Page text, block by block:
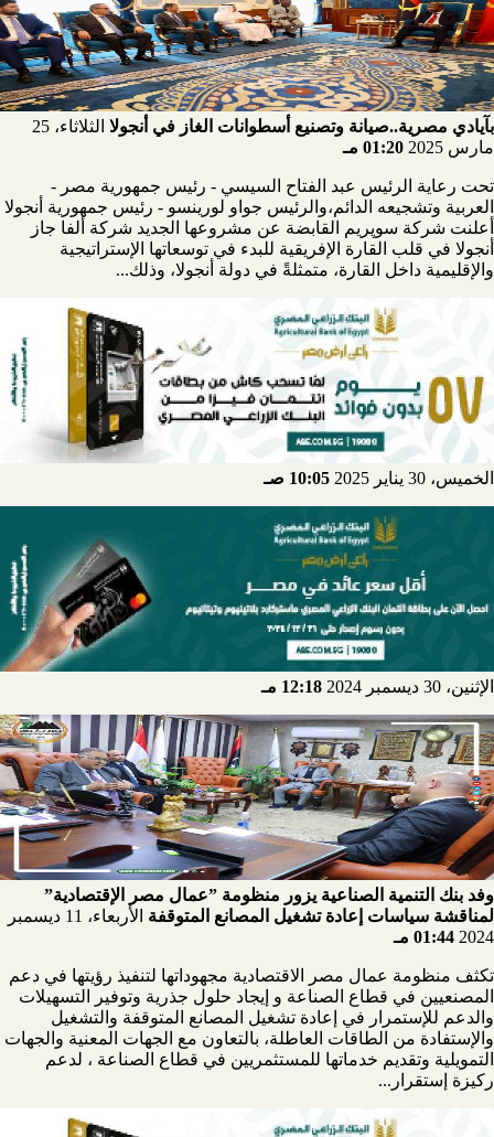
بآيادي مصرية..صيانة وتصنيع أسطوانات الغاز في أنجولا
الثلاثاء، 25
مارس 2025
01:20 مـ
تحت رعاية الرئيس عبد الفتاح السيسي - رئيس جمهورية مصر -
العربية وتشجيعه الدائم،والرئيس جواو لورينسو - رئيس جمهورية أنجولا
أعلنت شركة سوپريم القابضة عن مشروعها الجديد شركة ألفا جاز
أنجولا في قلب القارة الإفريقية للبدء في توسعاتها الإستراتيجية
والإقليمية داخل القارة، متمثلةً في دولة أنجولا، وذلك...
الخميس، 30 يناير 2025 10:05 صـ
الإثنين، 30 ديسمبر 2024 12:18 مـ
وفد بنك التنمية الصناعية يزور منظومة ”عمال مصر الإقتصادية”
لمناقشة سياسات إعادة تشغيل المصانع المتوقفة
الأربعاء، 11 ديسمبر
2024 01:44 مـ
تكثف منظومة عمال مصر الاقتصادية مجهوداتها لتنفيذ رؤيتها في دعم
المصنعيين في قطاع الصناعة و إيجاد حلول جذرية وتوفير التسهيلات
والدعم للإستمرار في إعادة تشغيل المصانع المتوقفة والتشغيل
والإستفادة من الطاقات العاطلة، بالتعاون مع الجهات المعنية والجهات
التمويلية وتقديم خدماتها للمستثمريين في قطاع الصناعة ، لدعم
ركيزة إستقرار...